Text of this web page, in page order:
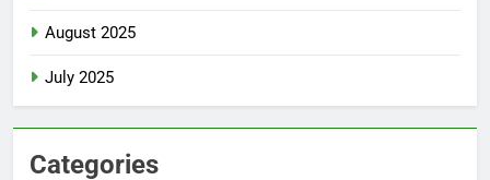
August 2025
July 2025
Categories